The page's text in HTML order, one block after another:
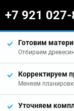
+7 921
Готовим
Отбираем
Корректируем
Меняем
Уточняем